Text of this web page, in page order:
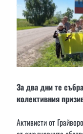
За два дни те
колективния
Активисти от